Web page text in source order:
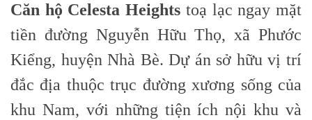
Căn hộ Celesta Heights toạ lạc ngay mặt
tiền đường Nguyễn Hữu Thọ, xã Phước
Kiểng, huyện Nhà Bè. Dự án sở hữu vị trí
đắc địa thuộc trục đường xương sống của
khu Nam, với những tiện ích nội khu và